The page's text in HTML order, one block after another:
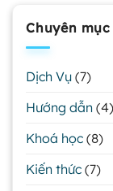
Chuyên mục
Dịch Vụ (7)
Hướng dẫn (4)
Khoá học (8)
Kiến thức (7)